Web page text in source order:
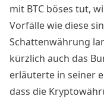
mit BTC böses tut,
Vorfälle wie diese
Schattenwährung
kürzlich auch das
erläuterte in seiner
dass die